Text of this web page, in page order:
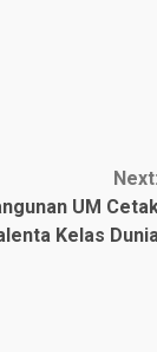
UM
Kelas